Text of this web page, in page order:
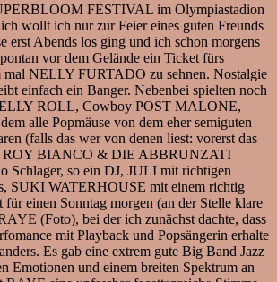
FESTIVAL im Olympiastadion
wollt ich nur zur Feier eines guten Freunds
erst Abends los ging und ich schon morgens
vor dem Gelände ein Ticket fürs
mal NELLY FURTADO zu sehnen. Nostalgie
einfach ein Banger. Nebenbei spielten noch
ROLL, Cowboy POST MALONE,
alle Popmäuse von dem eher semiguten
(falls das wer von denen liest: vorerst das
ROY BIANCO & DIE ABBRUNZATI
Schlager, so ein DJ, JULI mit richtigen
SUKI WATERHOUSE mit einem richtig
einen Sonntag morgen (an der Stelle klare
(Foto), bei der ich zunächst dachte, dass
mit Playback und Popsängerin erhalte
Es gab eine extrem gute Big Band Jazz
Emotionen und einem breiten Spektrum an